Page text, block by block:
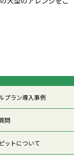
プラン導入事例
問
ットについて